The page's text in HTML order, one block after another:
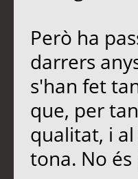
Però ha
darrers
s'han fet
que, per
qualitat, i
tona. No